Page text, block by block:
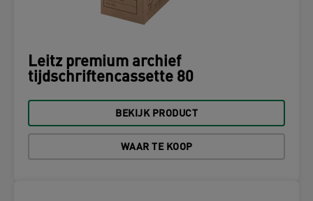
Leitz premium archief
tijdschriftencassette 80
BEKIJK PRODUCT
WAAR TE KOOP